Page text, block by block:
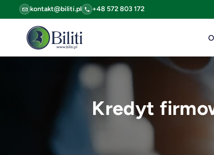
kontakt@biliti.pl +48 572 803 172
Kredyt